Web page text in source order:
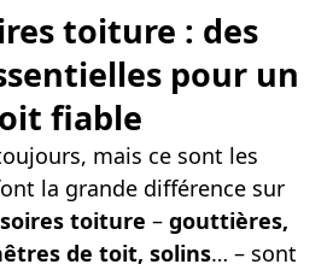
toiture : des
pour un
fiable
mais ce sont les
la grande différence sur
toiture – gouttières,
de toit, solins… – sont